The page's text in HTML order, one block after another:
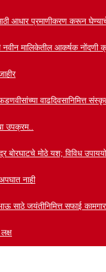
आधार प्रमाणीकरण करून
नवीन मालिकेतील आकर्षक नोंदणी
वाढदिवसानिमित्त
उपक्रम..
बोरघाटचे मोठे यश; विविध
नाही
साठे जयंतीनिमित्त सफाई